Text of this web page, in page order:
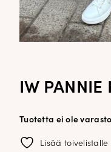
IW PANNIE
Tuotetta ei ole
Lisää toivelistalle